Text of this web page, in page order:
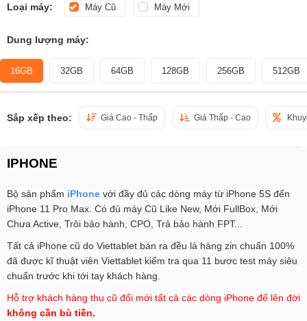
Loại máy: Máy Cũ Máy Mới
Dung lượng máy:
16GB 32GB 64GB 128GB 256GB 512GB
Sắp xếp theo: Giá Cao - Thấp Giá Thấp - Cao
IPHONE
Bộ sản phẩm iPhone với đầy đủ các dòng máy từ iPhone 5S đến
iPhone 11 Pro Max. Có đủ máy Cũ Like New, Mới FullBox, Mới
Chưa Active, Trôi bảo hành, CPO, Trả bảo hành FPT...
Tất cả iPhone cũ do Viettablet bán ra đều là hàng zin chuẩn 100%
đã được kĩ thuật viên Viettablet kiểm tra qua 11 bươc test máy siêu
chuẩn trước khi tới tay khách hàng.
Hỗ trợ khách hàng thu cũ đổi mới tất cả các dòng iPhone để lên đời
không cần bù tiền.